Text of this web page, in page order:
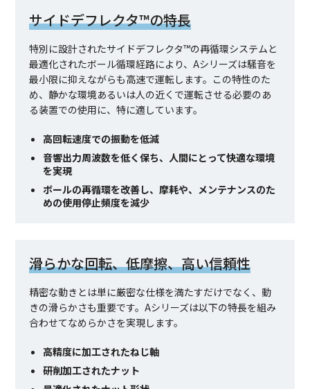
サイドデフレクタ™の特長
特別に設計されたサイドデフレクタ™の再循環システムと
最適化されたボール循環経路により、Aシリーズは騒音を
最小限に抑えながらも高速で運転します。この特性のた
め、静かな環境あるいは人の近くで運転させる必要のあ
る装置での使用に、特に適しています。
高回転速度での振動を低減
音響出力周波数を低く保ち、人間にとって快適な環境
を実現
ボールの再循環を改善し、摩耗や、メンテナンスのた
めの使用停止頻度を減少
滑らかな回転、低摩擦、高い信頼性
精密な動きとは単に厳密な仕様を満たすだけでなく、動
きの滑らかさも重要です。Aシリーズは以下の特長を組み
合わせてなめらかさを実現します。
高精度に加工されたねじ軸
研削加工されたナット